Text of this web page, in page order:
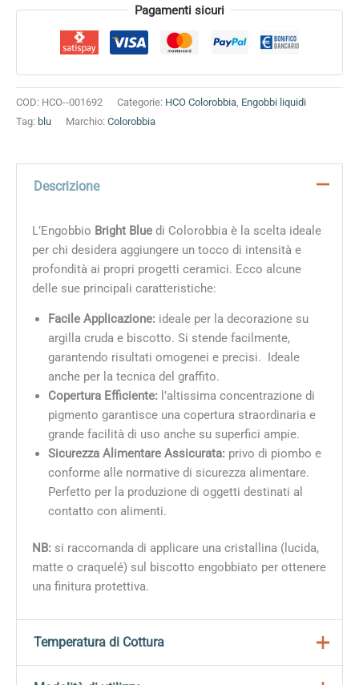
Alternative: Pagamenti sicuri
COD: HCO--001692 Categorie: HCO Colorobbia, Engobbi liquidi
Tag: blu Marchio: Colorobbia
Descrizione
L’Engobbio Bright Bluedi Colorobbia è la scelta ideale
per chi desidera aggiungere un tocco di intensità e
profondità ai propri progetti ceramici. Ecco alcune
delle sue principali caratteristiche:
Facile Applicazione: ideale per la decorazione su
argilla cruda e biscotto. Si stende facilmente,
garantendo risultati omogenei e precisi. Ideale
anche per la tecnica del graffito.
Copertura Efficiente: l’altissima concentrazione di
pigmento garantisce una copertura straordinaria e
grande facilità di uso anche su superfici ampie.
Sicurezza Alimentare Assicurata: privo di piombo e
conforme alle normative di sicurezza alimentare.
Perfetto per la produzione di oggetti destinati al
contatto con alimenti.
NB: si raccomanda di applicare una cristallina (lucida,
matte o craquelé) sul biscotto engobbiato per ottenere
una finitura protettiva.
Temperatura di Cottura